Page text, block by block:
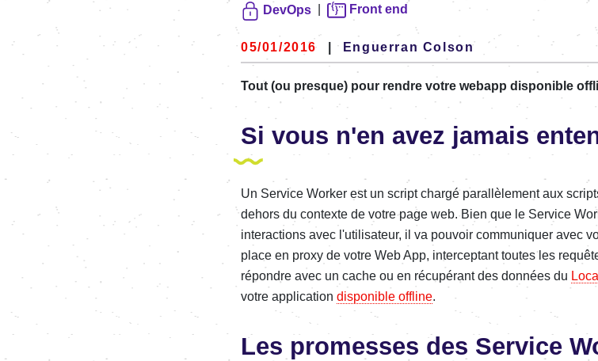
DevOps Front end
05/01/2016 Enguerran Colson
Tout (ou presque) pour rendre votre webapp disponible
Si vous n'en avez jamais
Un Service Worker est un script chargé parallèlement aux
dehors du contexte de votre page web. Bien que le Service
interactions avec l'utilisateur, il va pouvoir communiquer avec
place en proxy de votre Web App, interceptant toutes les
répondre avec un cache ou en récupérant des données du
votre application disponible offline.
Les promesses des Service